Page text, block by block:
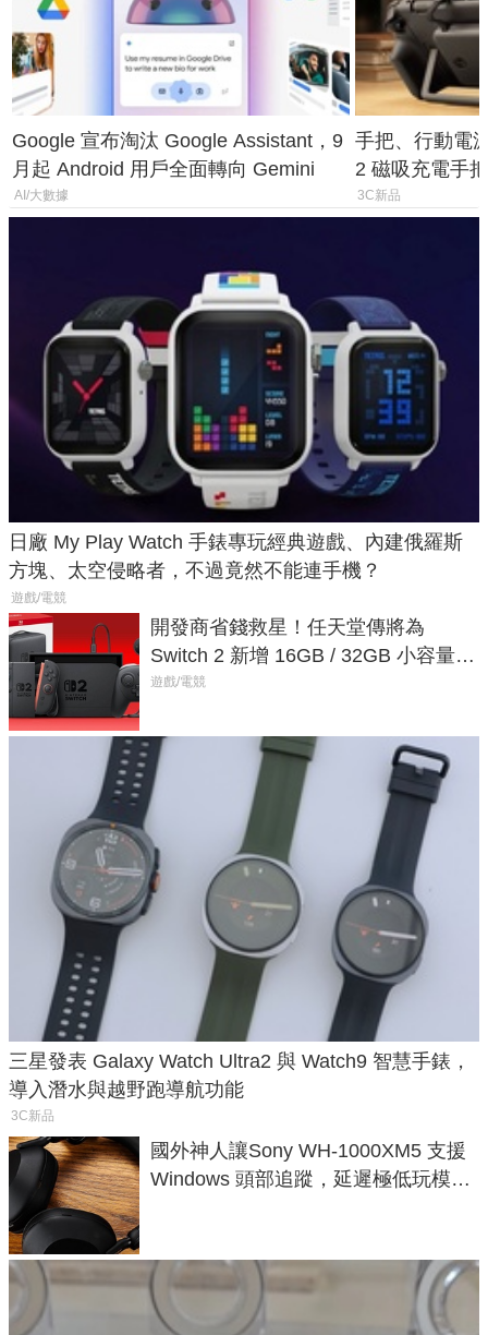
Google 宣布淘汰 Google Assistant，9
月起 Android 用戶全面轉向 Gemini
AI/大數據
手把、行動電
2 磁吸充電手
倍
3C新品
日廠 My Play Watch 手錶專玩經典遊戲、內建俄羅斯
方塊、太空侵略者，不過竟然不能連手機？
遊戲/電競
開發商省錢救星！任天堂傳將為
Switch 2 新增 16GB / 32GB 小容量遊
戲卡的選擇
遊戲/電競
三星發表 Galaxy Watch Ultra2 與 Watch9 智慧手錶，
導入潛水與越野跑導航功能
3C新品
國外神人讓Sony WH-1000XM5 支援
Windows 頭部追蹤，延遲極低玩模擬